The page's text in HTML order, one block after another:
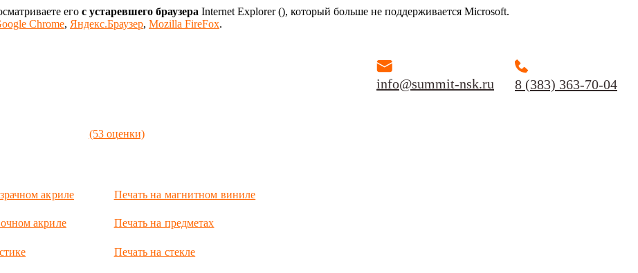
его с устаревшего браузера Internet Explorer (), который больше не поддерживается Microsoft.
Chrome, Яндекс.Браузер, Mozilla FireFox.
(53 оценки)
info@summit-nsk.ru 8 (383) 363-70-04
акриле
акриле
Печать на магнитном виниле
Печать на предметах
Печать на стекле